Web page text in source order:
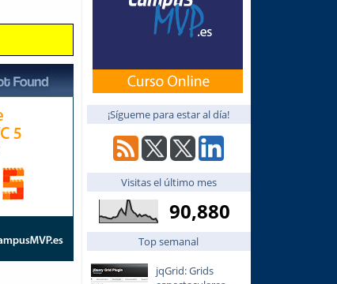
¡Sígueme para estar al día!
Visitas el último mes
90,880
Top semanal
jqGrid: Grids